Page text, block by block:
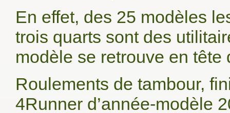
En effet, des 25 modèles
trois quarts sont des
modèle se retrouve en tête
Roulements de tambour,
4Runner d’année-modèle